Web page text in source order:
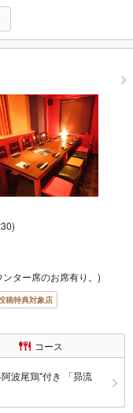
ター席のお席有り。)
稿特典対象店
コース
波尾鶏"付き 「昴流